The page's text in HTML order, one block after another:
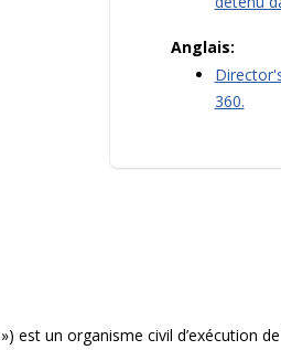
Anglais:
360.
») est un organisme civil d’exécution